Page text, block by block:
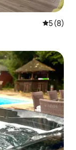
5 av 5 i
5 (8)